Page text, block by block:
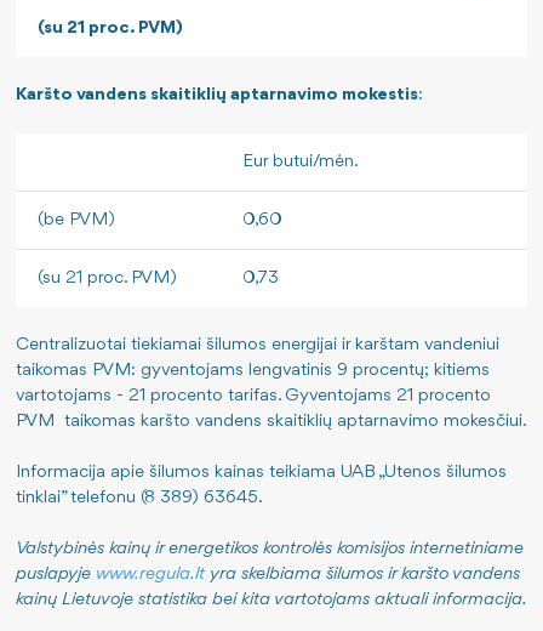
(su 21 proc. PVM)
Karšto vandens skaitiklių aptarnavimo mokestis:
Eur butui/mėn.
(be PVM) 0,60
(su 21 proc. PVM) 0,73
Centralizuotai tiekiamai šilumos energijai ir karštam vandeniui
taikomas PVM: gyventojams lengvatinis 9 procentų; kitiems
vartotojams - 21 procento tarifas. Gyventojams 21 procento
PVM taikomas karšto vandens skaitiklių aptarnavimo mokesčiui.
Informacija apie šilumos kainas teikiama UAB „Utenos šilumos
tinklai” telefonu (8 389) 63645.
Valstybinės kainų ir energetikos kontrolės komisijos internetiniame
puslapyje www.regula.ltyra skelbiama šilumos ir karšto vandens
kainų Lietuvoje statistika bei kita vartotojams aktuali informacija.